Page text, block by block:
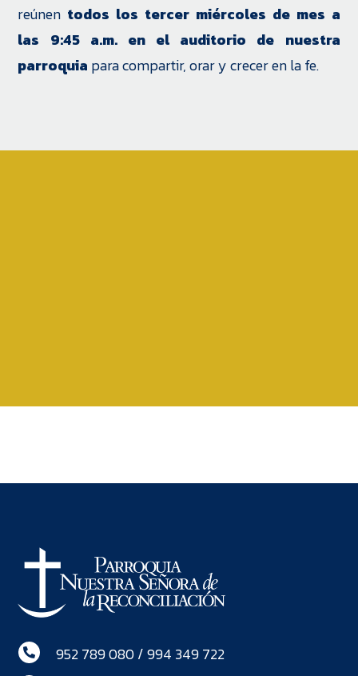
reúnen todos los tercer miércoles de mes a
las 9:45 a.m. en el auditorio de nuestra
parroquia para compartir, orar y crecer en la fe.
 952 789 080 / 994 349 722